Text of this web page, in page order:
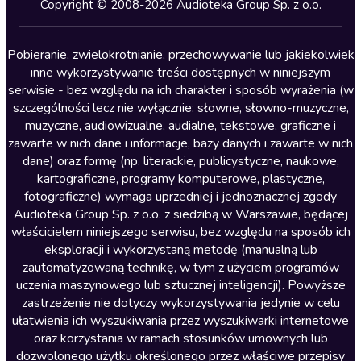
Lektury szkolne
Literatura anglojęzyczna
Literatura faktu
Literatura obyczajowa
Literatura piękna obca
Literatura piękna polska
Nagrania relaksacyjne
Nauka języków
Nauki humanistyczne
Podcasty i audycje
Polityka
Prasa
Religia
Copyright © 2008-2026 Audioteka Group Sp. z o.o.
Pobieranie, zwielokrotnianie, przechowywanie lub jakiekolwiek
inne wykorzystywanie treści dostępnych w niniejszym
serwisie - bez względu na ich charakter i sposób wyrażenia (w
szczególności lecz nie wyłącznie: słowne, słowno-muzyczne,
muzyczne, audiowizualne, audialne, tekstowe, graficzne i
zawarte w nich dane i informacje, bazy danych i zawarte w nich
dane) oraz formę (np. literackie, publicystyczne, naukowe,
kartograficzne, programy komputerowe, plastyczne,
fotograficzne) wymaga uprzedniej i jednoznacznej zgody
Audioteka Group Sp. z o.o. z siedzibą w Warszawie, będącej
właścicielem niniejszego serwisu, bez względu na sposób ich
eksploracji i wykorzystaną metodę (manualną lub
zautomatyzowaną technikę, w tym z użyciem programów
uczenia maszynowego lub sztucznej inteligencji). Powyższe
zastrzeżenie nie dotyczy wykorzystywania jedynie w celu
ułatwienia ich wyszukiwania przez wyszukiwarki internetowe
oraz korzystania w ramach stosunków umownych lub
dozwolonego użytku określonego przez właściwe przepisy